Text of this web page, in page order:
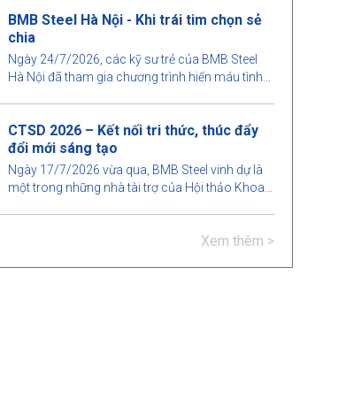
học Kiến trúc TP. Hồ Chí Minh tổ chức. Đây là
hoạt động ý nghĩa nhằm tăng cường sự gắn kết
giữa nhà trường và doanh nghiệp, đồng thời góp
phần nâng cao chất lượng đào tạo, đáp ứng nhu
BMB Steel Hà Nội - Khi trái tim chọn sẻ
chia
Ngày 24/7/2026, các kỹ sư trẻ của BMB Steel
Hà Nội đã tham gia chương trình hiến máu tình
cộng đồng.
CTSD 2026 – Kết nối tri thức, thúc đẩy
đổi mới sáng tạo
Ngày 17/7/2026 vừa qua, BMB Steel vinh dự là
một trong những nhà tài trợ của Hội thảo Khoa
Sustainable Development 2026 (CTSD 2026)",
Xem thêm >